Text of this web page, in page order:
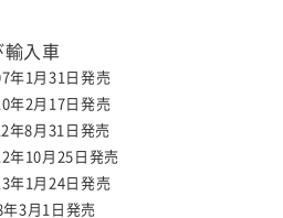
輸入車
年1月31日発売
年2月17日発売
年8月31日発売
年10月25日発売
年1月24日発売
3月1日発売